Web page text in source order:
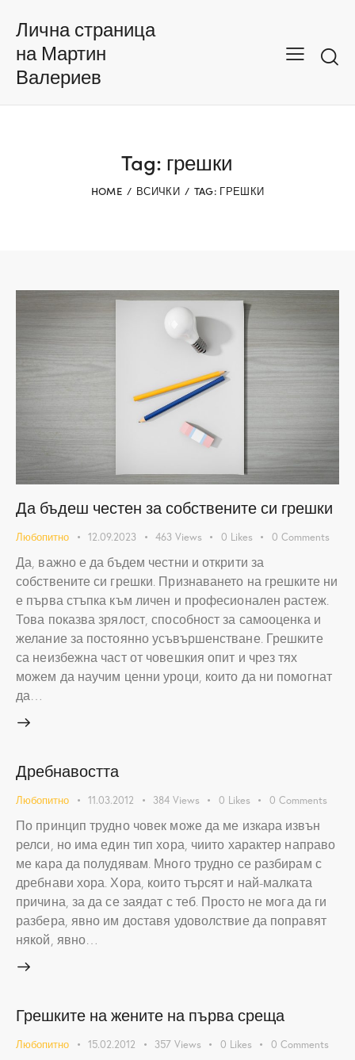
Лична страница
на Мартин
Валериев
Tag: грешки
HOME ВСИЧКИ TAG: ГРЕШКИ
Да бъдеш честен за собствените си грешки
Любопитно 12.09.2023 463 Views 0 Likes 0 Comments
Да, важно е да бъдем честни и открити за
собствените си грешки. Признаването на грешките ни
е първа стъпка към личен и професионален растеж.
Това показва зрялост, способност за самооценка и
желание за постоянно усъвършенстване. Грешките
са неизбежна част от човешкия опит и чрез тях
можем да научим ценни уроци, които да ни помогнат
да…
Дребнавостта
Любопитно 11.03.2012 384 Views 0 Likes 0 Comments
По принцип трудно човек може да ме изкара извън
релси, но има един тип хора, чиито характер направо
ме кара да полудявам. Много трудно се разбирам с
дребнави хора. Хора, които търсят и най-малката
причина, за да се заядат с теб. Просто не мога да ги
разбера, явно им доставя удоволствие да поправят
някой, явно…
Грешките на жените на първа среща
Любопитно 15.02.2012 357 Views 0 Likes 0 Comments